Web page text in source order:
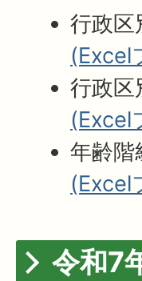
行政区
(Excel
行政区
(Excel
年齢階
(Excel
令和7